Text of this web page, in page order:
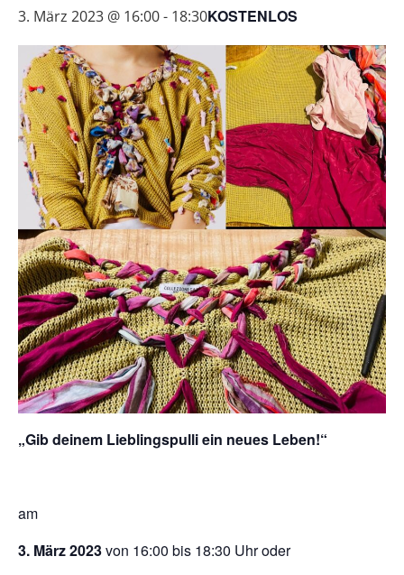
3. März 2023 @ 16:00- 18:30KOSTENLOS
„Gib deinem Lieblingspulli ein neues Leben!“
am
3. März 2023von 16:00 bis 18:30 Uhr oder